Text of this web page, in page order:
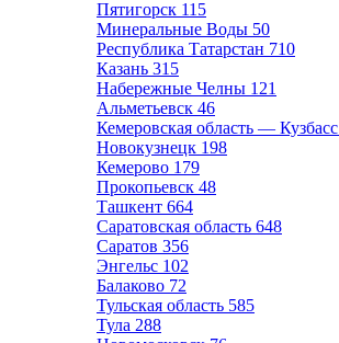
Пятигорск 115
Минеральные Воды 50
Республика Татарстан 710
Казань 315
Набережные Челны 121
Альметьевск 46
Кемеровская область — Кузбасс
Новокузнецк 198
Кемерово 179
Прокопьевск 48
Ташкент 664
Саратовская область 648
Саратов 356
Энгельс 102
Балаково 72
Тульская область 585
Тула 288